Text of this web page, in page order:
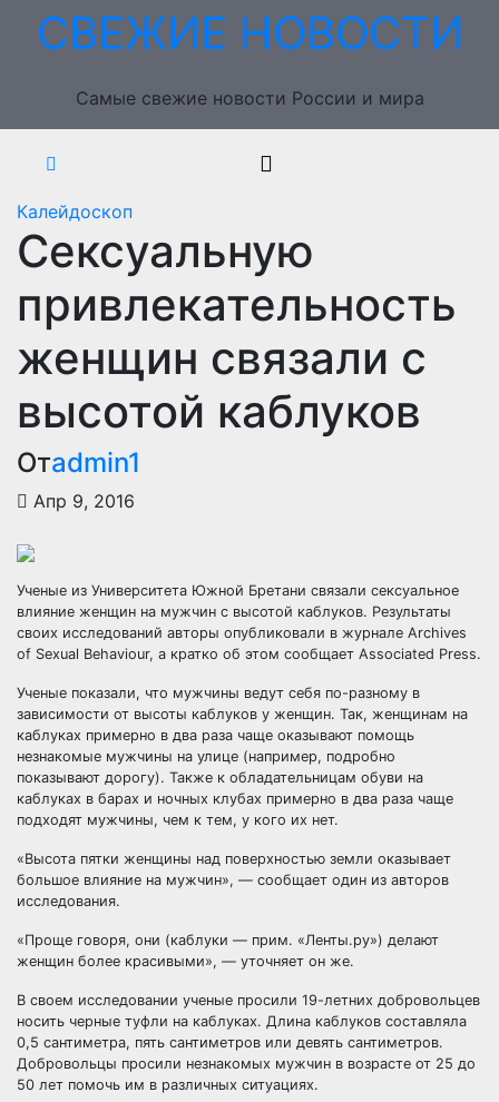
ПерейтиСВЕЖИЕ НОВОСТИ
Самые свежие новости России и мира
Калейдоскоп
Сексуальную
привлекательность
женщин связали с
высотой каблуков
Отadmin1
Апр 9, 2016
Ученые из Университета Южной Бретани связали сексуальное
влияние женщин на мужчин с высотой каблуков. Результаты
своих исследований авторы опубликовали в журнале Archives
of Sexual Behaviour, а кратко об этом сообщает Associated Press.
Ученые показали, что мужчины ведут себя по-разному в
зависимости от высоты каблуков у женщин. Так, женщинам на
каблуках примерно в два раза чаще оказывают помощь
незнакомые мужчины на улице (например, подробно
показывают дорогу). Также к обладательницам обуви на
каблуках в барах и ночных клубах примерно в два раза чаще
подходят мужчины, чем к тем, у кого их нет.
«Высота пятки женщины над поверхностью земли оказывает
большое влияние на мужчин», — сообщает один из авторов
исследования.
«Проще говоря, они (каблуки — прим. «Ленты.ру») делают
женщин более красивыми», — уточняет он же.
В своем исследовании ученые просили 19-летних добровольцев
носить черные туфли на каблуках. Длина каблуков составляла
0,5 сантиметра, пять сантиметров или девять сантиметров.
Добровольцы просили незнакомых мужчин в возрасте от 25 до
50 лет помочь им в различных ситуациях.